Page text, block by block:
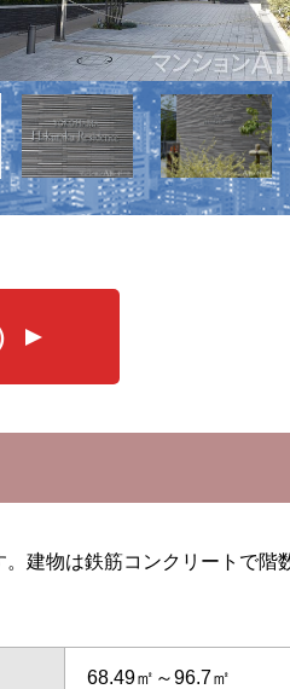
建物は鉄筋コンクリートで階
68.49㎡～96.7㎡